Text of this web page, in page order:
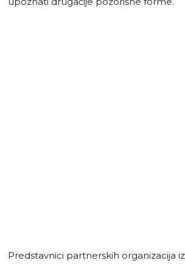
Predstavnici partnerskih organizacija